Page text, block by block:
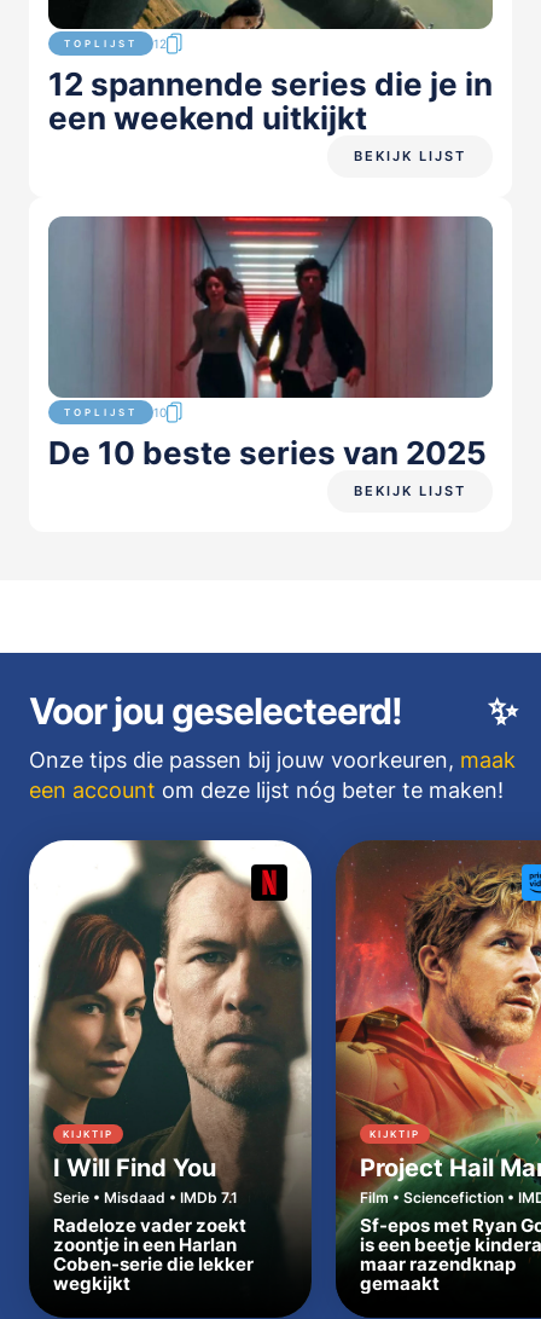
TOPLIJST 12
12 spannende series die je in
een weekend uitkijkt
BEKIJK LIJST
TOPLIJST 10
De 10 beste series van 2025
BEKIJK LIJST
✨
Voor jou geselecteerd!
Onze tips die passen bij jouw voorkeuren, maak
een account om deze lijst nóg beter te maken!
KIJKTIP
I Will Find You
Serie • Misdaad • IMDb 7.1
Radeloze vader zoekt
zoontje in een Harlan
Coben-serie die lekker
wegkijkt
KIJKTIP
Project Hail
Film • Sciencefiction •
Sf-epos met Ryan
is een beetje
maar razendknap
gemaakt